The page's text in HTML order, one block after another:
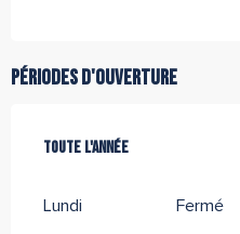
Périodes d'ouverture
Toute l'année
Toute l'année
Lundi Fermé